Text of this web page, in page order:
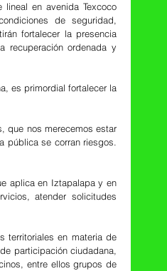
en avenida Texcoco
de seguridad,
fortalecer la presencia
recuperación ordenada y
es primordial fortalecer la
que nos merecemos estar
pública se corran riesgos.
aplica en Iztapalapa y en
atender solicitudes
territoriales en materia de
participación ciudadana,
entre ellos grupos de